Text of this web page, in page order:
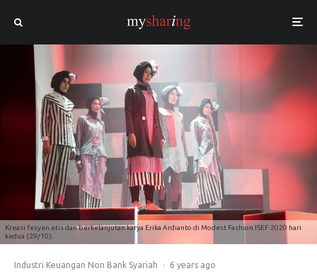
Kreasi fesyen etis dan berkelanjutan karya Erika Ardianto di Modest Fashion ISEF 2020 hari
kedua (29/10).
Industri Keuangan Non Bank Syariah · 6 years ago